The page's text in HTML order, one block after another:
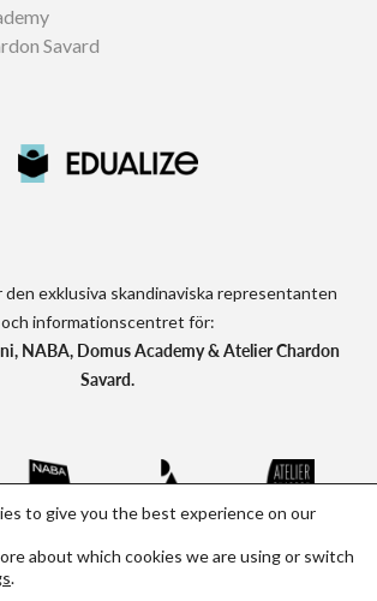
Savard
exklusiva skandinaviska representanten
och informationscentret för:
NABA, Domus Academy & Atelier Chardon
Savard.
- Kreativa utlandsstudier
to give you the best experience on our
about which cookies we are using or switch
.